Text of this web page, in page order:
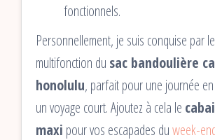
fonctionnels.
Personnellement, je suis conquise par
multifonction du sac bandoulière
honolulu, parfait pour une journée
un voyage court. Ajoutez à cela le
maxi pour vos escapades duweek-